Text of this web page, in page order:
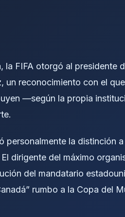
la FIFA otorgó al presidente
un reconocimiento con el
—según la propia
personalmente la distinción
dirigente del máximo
del mandatario
rumbo a la Copa del